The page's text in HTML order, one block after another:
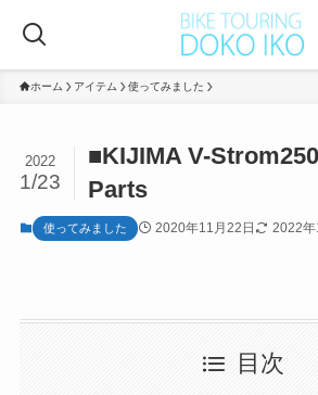
ホーム アイテム 使ってみました
■KIJIMA V-
Parts
2022
1/23
使ってみました 2020年11月22日 2022年
目次